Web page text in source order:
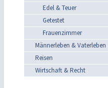
Edel & Teuer
Getestet
Frauenzimmer
Männerleben & Vaterleben
Reisen
Wirtschaft & Recht